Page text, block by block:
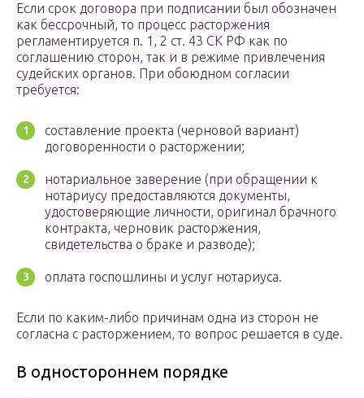
Если срок договора при подписании был обозначен
как бессрочный, то процесс расторжения
регламентируется п. 1, 2 ст. 43 СК РФ как по
соглашению сторон, так и в режиме привлечения
судейских органов. При обоюдном согласии
требуется:
составление проекта (черновой вариант)
договоренности о расторжении;
нотариальное заверение (при обращении к
нотариусу предоставляются документы,
удостоверяющие личности, оригинал брачного
контракта, черновик расторжения,
свидетельства о браке и разводе);
оплата госпошлины и услуг нотариуса.
Если по каким-либо причинам одна из сторон не
согласна с расторжением, то вопрос решается в суде.
В одностороннем порядке